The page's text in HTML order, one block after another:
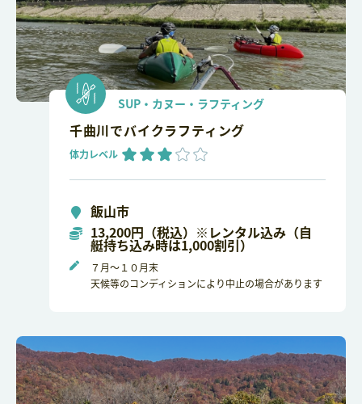
SUP・カヌー・ラフティング
千曲川でバイクラフティング
体力レベル
飯山市
13,200円（税込）※レンタル込み（自
艇持ち込み時は1,000割引）
７月～１０月末
天候等のコンディションにより中止の場合があります